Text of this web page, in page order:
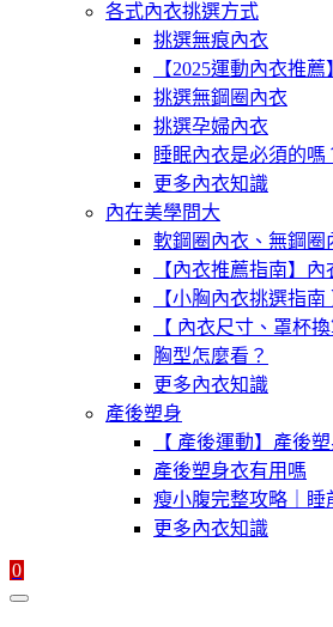
各式內衣挑選方式
挑選無痕內衣
【2025運動內衣推
挑選無鋼圈內衣
挑選孕婦內衣
睡眠內衣是必須的嗎
更多內衣知識
內在美學問大
軟鋼圈內衣、無鋼圈
【內衣推薦指南】
【小胸內衣挑選指
【 內衣尺寸、罩杯
胸型怎麼看？
更多內衣知識
產後塑身
【 產後運動】產後
產後塑身衣有用嗎
瘦小腹完整攻略｜睡
更多內衣知識
0